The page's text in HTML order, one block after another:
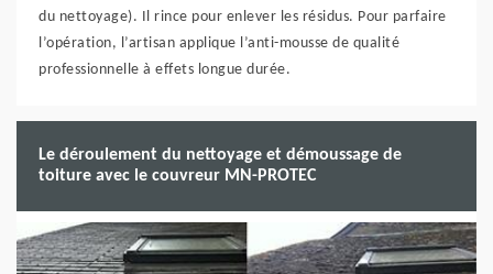
du nettoyage). Il rince pour enlever les résidus. Pour parfaire
l’opération, l’artisan applique l’anti-mousse de qualité
professionnelle à effets longue durée.
Le déroulement du nettoyage et démoussage de
toiture avec le couvreur MN-PROTEC